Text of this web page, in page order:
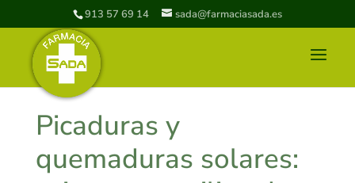
913 57 69 14 sada@farmaciasada.es
Picaduras y
quemaduras solares: